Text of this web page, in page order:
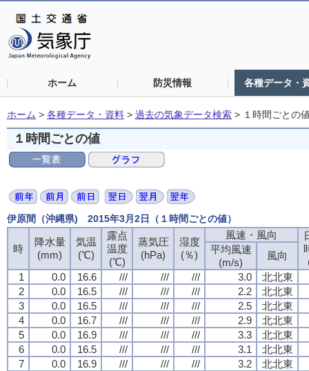
ホーム 防災情報 各種データ・
ホーム > 各種データ・資料 > 過去の気象データ検索 > １時間ごとの
１時間ごとの値
伊原間（沖縄県) 2015年3月2日（１時間ごとの値）
時
降水量
(mm)
気温
(℃)
露点
温度
(℃)
蒸気圧
(hPa)
湿度
(％)
風速・風向
平均風速
(m/s)
風向
1
0.0 16.6 /// /// /// 3.0
北北東
2
0.0 16.5 /// /// /// 2.2
北北東
3
0.0 16.5 /// /// /// 2.5
北北東
4
0.0 16.7 /// /// /// 2.9
北北東
5
0.0 16.9 /// /// /// 3.3
北北東
6
0.0 16.5 /// /// /// 3.1
北北東
7
0.0 16.9 /// /// /// 3.2
北北東
時
降水量
(mm)
気温
(℃)
露点
温度
(℃)
蒸気圧
(hPa)
湿度
(％)
風速・風向
平均風速
(m/s)
風向
1
0.0 16.6 /// /// /// 3.0
北北東
2
0.0 16.5 /// /// /// 2.2
北北東
3
0.0 16.5 /// /// /// 2.5
北北東
4
0.0 16.7 /// /// /// 2.9
北北東
5
0.0 16.9 /// /// /// 3.3
北北東
6
0.0 16.5 /// /// /// 3.1
北北東
7
0.0 16.9 /// /// /// 3.2
北北東
時
降水量
(mm)
気温
(℃)
露点
温度
(℃)
蒸気圧
(hPa)
湿度
(％)
風速・風向
平均風速
(m/s)
風向
1
0.0 16.6 /// /// /// 3.0
北北東
2
0.0 16.5 /// /// /// 2.2
北北東
3
0.0 16.5 /// /// /// 2.5
北北東
4
0.0 16.7 /// /// /// 2.9
北北東
5
0.0 16.9 /// /// /// 3.3
北北東
6
0.0 16.5 /// /// /// 3.1
北北東
7
0.0 16.9 /// /// /// 3.2
北北東
時
降水量
(mm)
気温
(℃)
露点
温度
(℃)
蒸気圧
(hPa)
湿度
(％)
風速・風向
平均風速
(m/s)
風向
1
0.0 16.6 /// /// /// 3.0
北北東
2
0.0 16.5 /// /// /// 2.2
北北東
3
0.0 16.5 /// /// /// 2.5
北北東
4
0.0 16.7 /// /// /// 2.9
北北東
5
0.0 16.9 /// /// /// 3.3
北北東
6
0.0 16.5 /// /// /// 3.1
北北東
7
0.0 16.9 /// /// /// 3.2
北北東